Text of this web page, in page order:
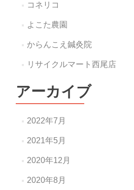
コネリコ
よこた農園
からんこえ鍼灸院
リサイクルマート西尾店
アーカイブ
2022年7月
2021年5月
2020年12月
2020年8月